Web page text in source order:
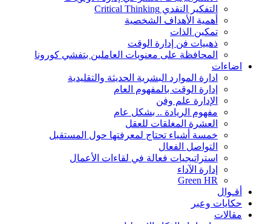
التفكير النقدي Critical Thinking
أهمية الأهداف الشخصية
تمكين الذات
ذهبيات فن إدارة الوقت
المحافظة على معنويات العاملين بتفشي كورونا
اضاءات
ادارة الموارد البشرية الحديثة والتقليدية
إدارة الوقت بالمفهوم العام
الإدارة علم وفن
مفهوم الريادة .. بشكل عام
العشرة المغلقات للعقل
خمسة أشياء تحتاج لمعرفتها حول المستقبل
التواصل الفعال
استراتيجيات فعالة في لقاءات الأعمال
إدارة الآداء
Green HR
أقـوال
حكايات وعبر
مقالات